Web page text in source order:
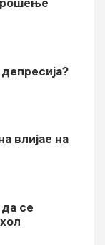
влијае на
се